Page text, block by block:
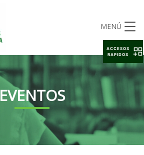
MENÚ
EVENTOS
ACCESOS
RAPIDOS